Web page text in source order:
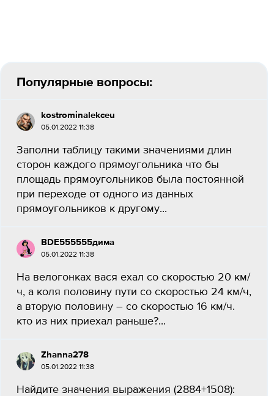
Популярные вопросы:
kostrominalekceu
05.01.2022 11:38
Заполни таблицу такими значениями длин
сторон каждого прямоугольника что бы
площадь прямоугольников была постоянной
при переходе от одного из данных
прямоугольников к другому...
BDE555555дима
05.01.2022 11:38
На велогонках вася ехал со скоростью 20 км/
ч, а коля половину пути со скоростью 24 км/ч,
а вторую половину – со скоростью 16 км/ч.
кто из них приехал раньше?...
Zhanna278
05.01.2022 11:38
Найдите значения выражения (2884+1508):